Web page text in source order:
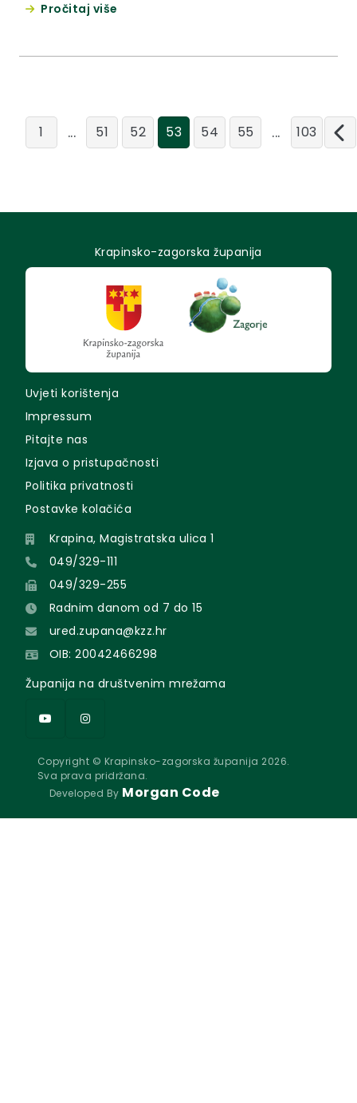
Pročitaj više
1 ... 51 52 53 54 55 ... 103
Krapinsko-zagorska županija
Uvjeti korištenja
Impressum
Pitajte nas
Izjava o pristupačnosti
Politika privatnosti
Postavke kolačića
Krapina, Magistratska ulica 1
049/329-111
049/329-255
Radnim danom od 7 do 15
ured.zupana@kzz.hr
OIB: 20042466298
Županija na društvenim mrežama
Copyright © Krapinsko-zagorska županija 2026.
Sva prava pridržana.
Developed By Morgan Code